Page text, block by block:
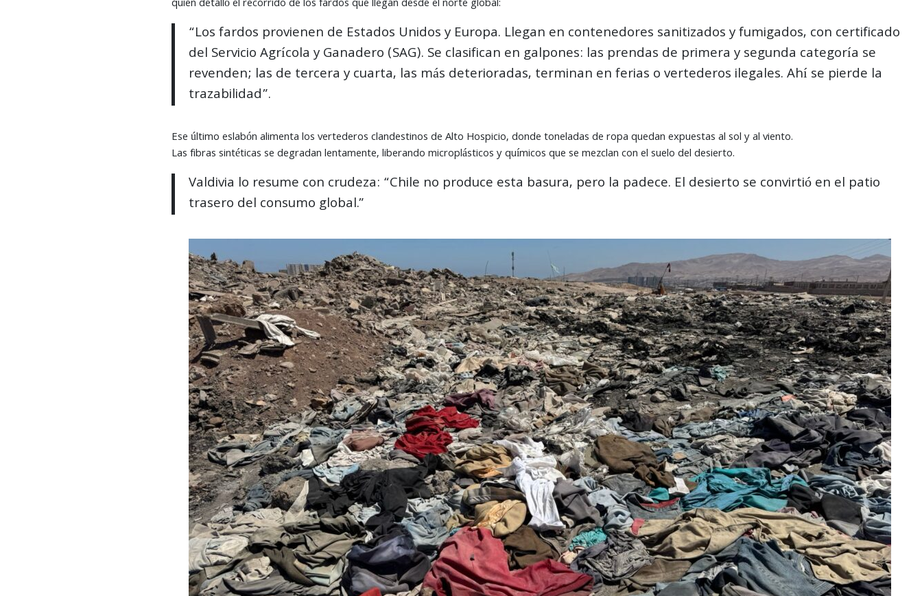
quien detalló el recorrido de los fardos que llegan desde el norte global:
“Los fardos provienen de Estados Unidos y Europa. Llegan en contenedores sanitizados y fumigados, con certificado
del Servicio Agrícola y Ganadero (SAG). Se clasifican en galpones: las prendas de primera y segunda categoría se
revenden; las de tercera y cuarta, las más deterioradas, terminan en ferias o vertederos ilegales. Ahí se pierde la
trazabilidad”.
Ese último eslabón alimenta los vertederos clandestinos de Alto Hospicio, donde toneladas de ropa quedan expuestas al sol y al viento.
Las fibras sintéticas se degradan lentamente, liberando microplásticos y químicos que se mezclan con el suelo del desierto.
Valdivia lo resume con crudeza: “Chile no produce esta basura, pero la padece. El desierto se convirtió en el patio
trasero del consumo global.”